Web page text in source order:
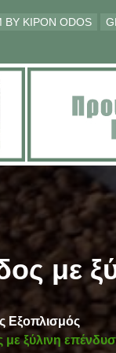
BY KIPON ODOS
με
Εξοπλισμός
με ξύλινη